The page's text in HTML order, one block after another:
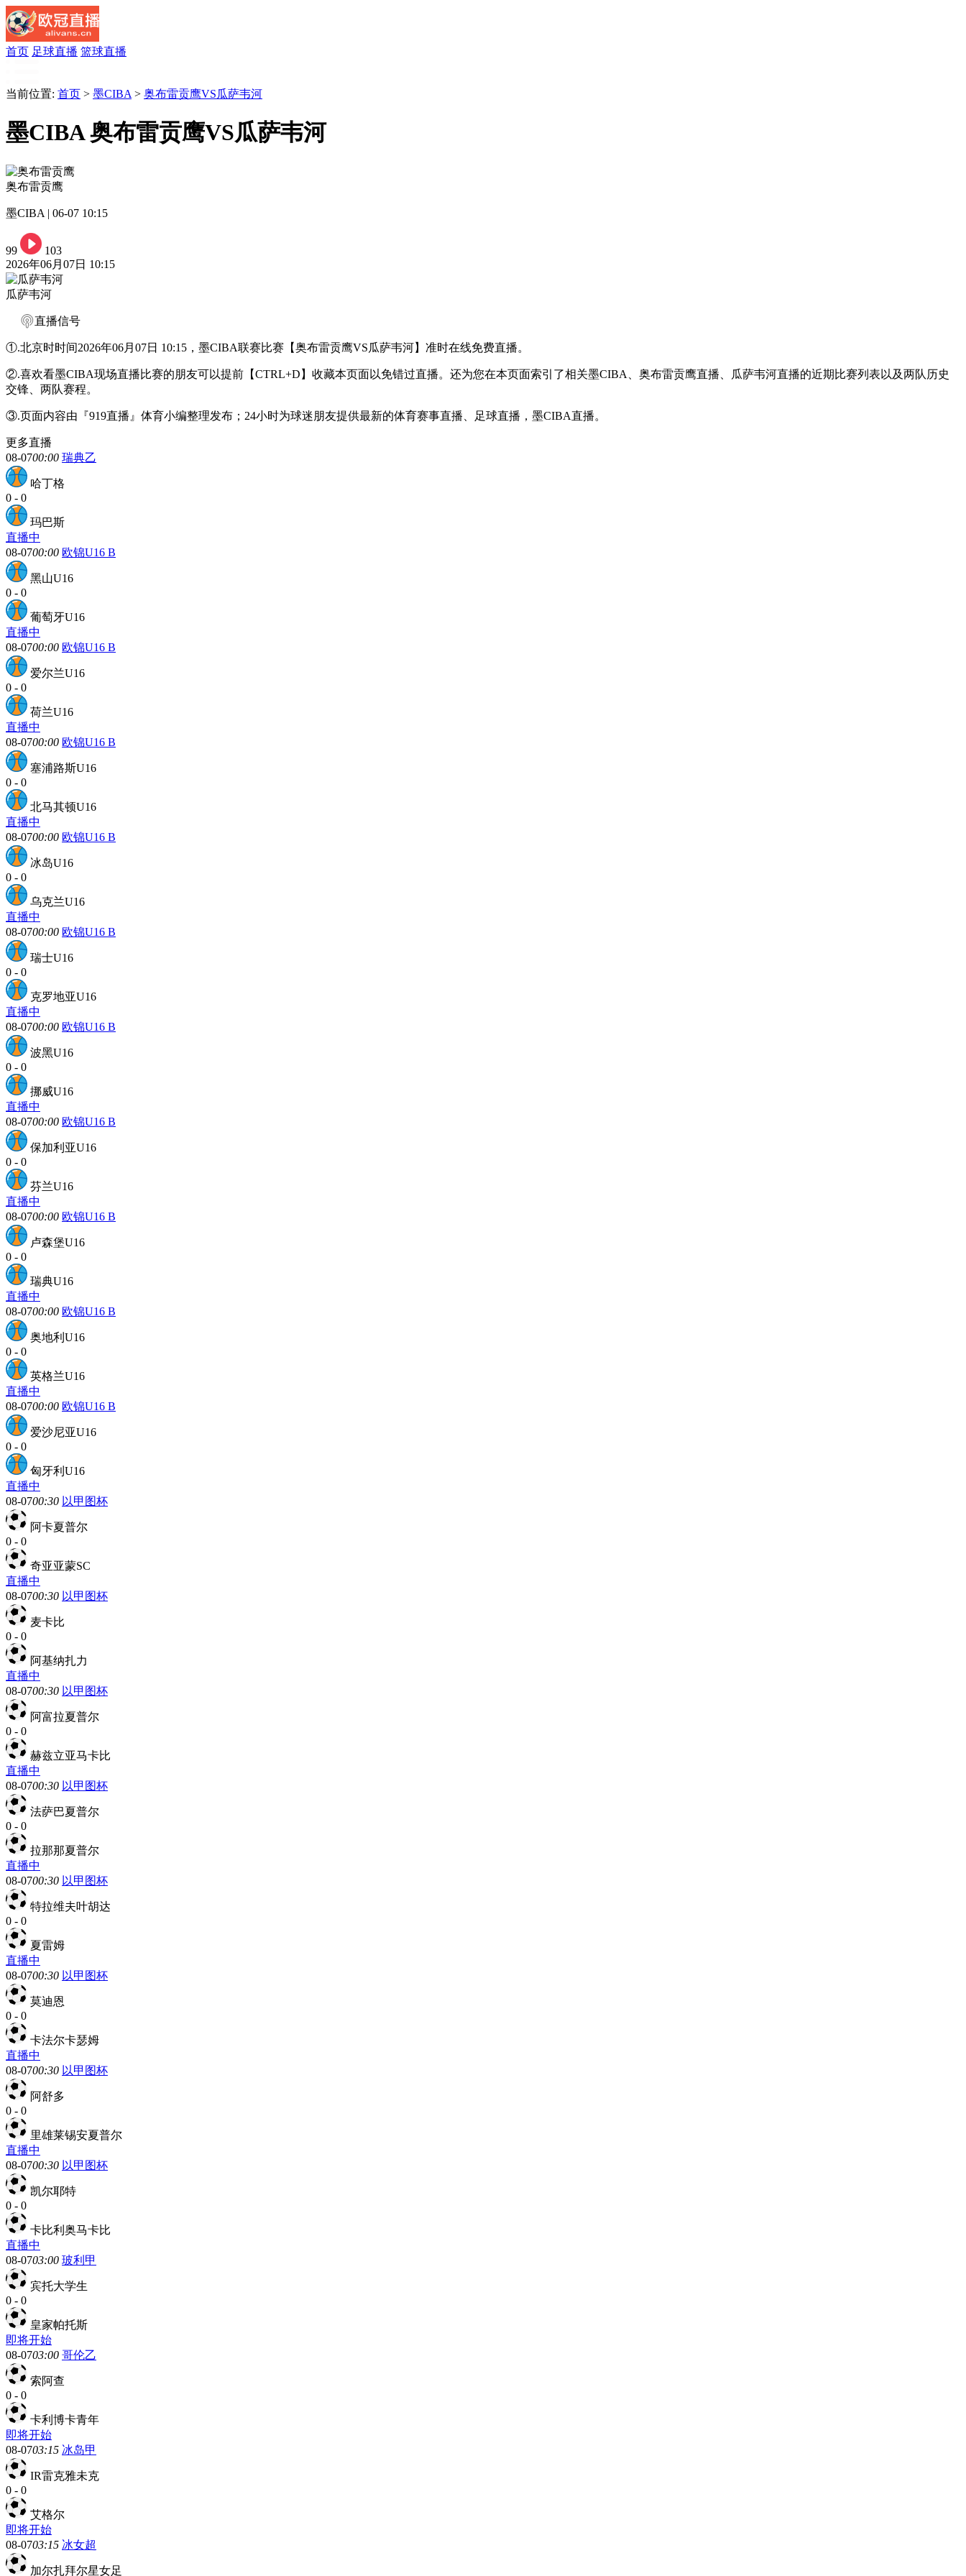
首页 足球直播 篮球直播
当前位置: 首页 > 墨CIBA > 奥布雷贡鹰VS瓜萨韦河
墨CIBA 奥布雷贡鹰VS瓜萨韦河
奥布雷贡鹰
墨CIBA | 06-07 10:15
99
103
2026年06月07日 10:15
瓜萨韦河
直播信号
①.北京时时间2026年06月07日 10:15，墨CIBA联赛比赛【奥布雷贡鹰VS瓜萨韦河】准时在线免费直播。
②.喜欢看墨CIBA现场直播比赛的朋友可以提前【CTRL+D】收藏本页面以免错过直播。还为您在本页面索引了相关墨CIBA、奥布雷贡鹰直播、瓜萨韦河直播的近期比赛列表以及两队历史
交锋、两队赛程。
③.页面内容由『919直播』体育小编整理发布；24小时为球迷朋友提供最新的体育赛事直播、足球直播，墨CIBA直播。
更多直播
08-0700:00 瑞典乙
哈丁格
0 - 0
玛巴斯
直播中
08-0700:00 欧锦U16 B
黑山U16
0 - 0
葡萄牙U16
直播中
08-0700:00 欧锦U16 B
爱尔兰U16
0 - 0
荷兰U16
直播中
08-0700:00 欧锦U16 B
塞浦路斯U16
0 - 0
北马其顿U16
直播中
08-0700:00 欧锦U16 B
冰岛U16
0 - 0
乌克兰U16
直播中
08-0700:00 欧锦U16 B
瑞士U16
0 - 0
克罗地亚U16
直播中
08-0700:00 欧锦U16 B
波黑U16
0 - 0
挪威U16
直播中
08-0700:00 欧锦U16 B
保加利亚U16
0 - 0
芬兰U16
直播中
08-0700:00 欧锦U16 B
卢森堡U16
0 - 0
瑞典U16
直播中
08-0700:00 欧锦U16 B
奥地利U16
0 - 0
英格兰U16
直播中
08-0700:00 欧锦U16 B
爱沙尼亚U16
0 - 0
匈牙利U16
直播中
08-0700:30 以甲图杯
阿卡夏普尔
0 - 0
奇亚亚蒙SC
直播中
08-0700:30 以甲图杯
麦卡比
0 - 0
阿基纳扎力
直播中
08-0700:30 以甲图杯
阿富拉夏普尔
0 - 0
赫兹立亚马卡比
直播中
08-0700:30 以甲图杯
法萨巴夏普尔
0 - 0
拉那那夏普尔
直播中
08-0700:30 以甲图杯
特拉维夫叶胡达
0 - 0
夏雷姆
直播中
08-0700:30 以甲图杯
莫迪恩
0 - 0
卡法尔卡瑟姆
直播中
08-0700:30 以甲图杯
阿舒多
0 - 0
里雄莱锡安夏普尔
直播中
08-0700:30 以甲图杯
凯尔耶特
0 - 0
卡比利奥马卡比
直播中
08-0703:00 玻利甲
宾托大学生
0 - 0
皇家帕托斯
即将开始
08-0703:00 哥伦乙
索阿查
0 - 0
卡利博卡青年
即将开始
08-0703:15 冰岛甲
IR雷克雅未克
0 - 0
艾格尔
即将开始
08-0703:15 冰女超
加尔扎拜尔星女足